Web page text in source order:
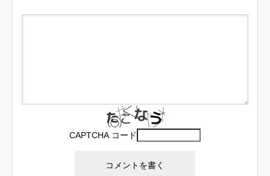
CAPTCHA コード